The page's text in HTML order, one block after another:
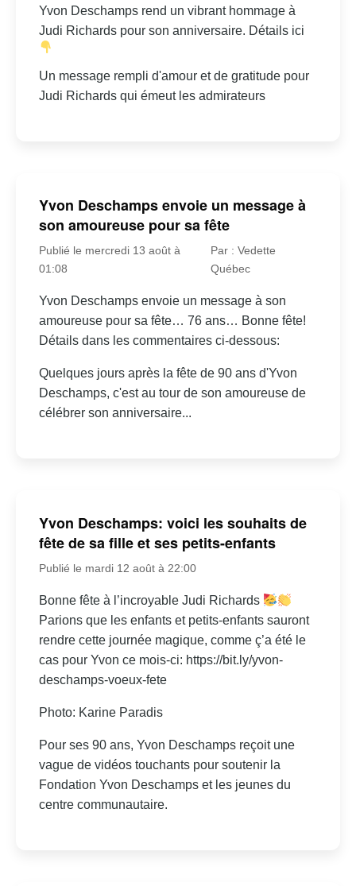
Yvon Deschamps rend un vibrant hommage à
Judi Richards pour son anniversaire. Détails ici
Un message rempli d'amour et de gratitude pour
Judi Richards qui émeut les admirateurs
Yvon Deschamps envoie un message à
son amoureuse pour sa fête
Publié le mercredi 13 août à
01:08
Par : Vedette
Québec
Yvon Deschamps envoie un message à son
amoureuse pour sa fête… 76 ans… Bonne fête!
Détails dans les commentaires ci-dessous:
Quelques jours après la fête de 90 ans d'Yvon
Deschamps, c'est au tour de son amoureuse de
célébrer son anniversaire...
Yvon Deschamps: voici les souhaits de
fête de sa fille et ses petits-enfants
Publié le mardi 12 août à 22:00
Bonne fête à l’incroyable Judi Richards
Parions que les enfants et petits-enfants sauront
rendre cette journée magique, comme ç’a été le
cas pour Yvon ce mois-ci: https://bit.ly/yvon-
deschamps-voeux-fete
Photo: Karine Paradis
Pour ses 90 ans, Yvon Deschamps reçoit une
vague de vidéos touchants pour soutenir la
Fondation Yvon Deschamps et les jeunes du
centre communautaire.